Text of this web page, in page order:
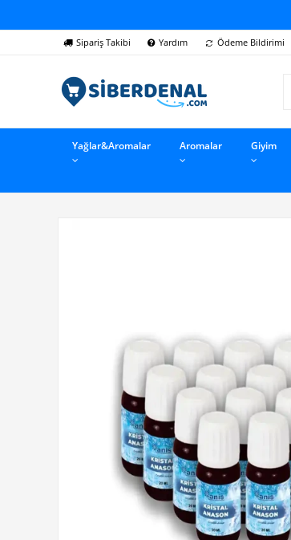
Sipariş Takibi Yardım Ödeme Bildirimi
Yağlar&Aromalar Aromalar Giyim